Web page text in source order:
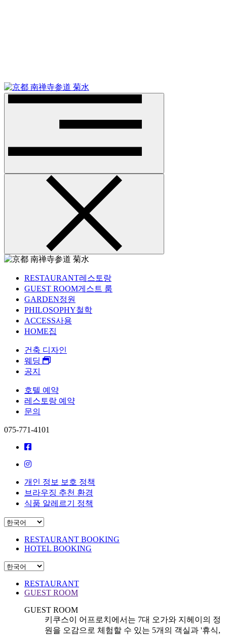
RESTAURANT레스토랑
GUEST ROOM게스트 룸
GARDEN정원
PHILOSOPHY철학
ACCESS사용
HOME집
건축 디자인
웨딩
공지
호텔 예약
레스토랑 예약
문의
075-771-4101
개인 정보 보호 정책
브라우징 추천 환경
식품 알레르기 정책
RESTAURANT BOOKING
HOTEL BOOKING
RESTAURANT
GUEST ROOM
GUEST ROOM
키쿠스이 어프로치에서는 7대 오가와 지헤이의 정
원을 오감으로 체험할 수 있는 5개의 객실과 '휴식,